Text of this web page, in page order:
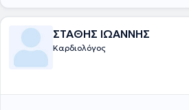
ΣΤΑΘΗΣ ΙΩΑΝΝΗΣ
Καρδιολόγος